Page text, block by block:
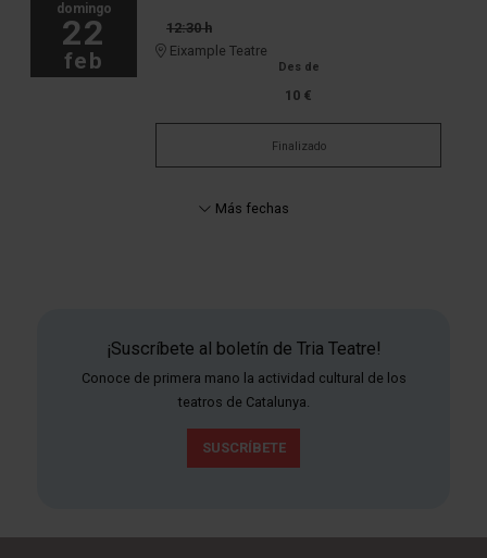
domingo
22
feb
12:30 h
Eixample Teatre
Des de
10 €
Finalizado
Más fechas
¡Suscríbete al boletín de Tria Teatre!
Conoce de primera mano la actividad cultural de los
teatros de Catalunya.
SUSCRÍBETE